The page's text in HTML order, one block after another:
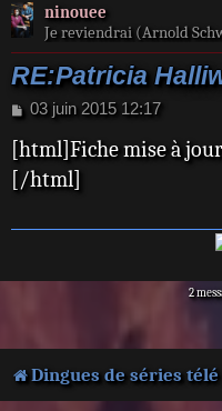
ninouee
Je reviendrai (Arnold
RE:Patricia
M
s
s
a
e
03 juin 2015 12:17
[html]Fiche mise à
[/html]
2
Dingues de séries télé